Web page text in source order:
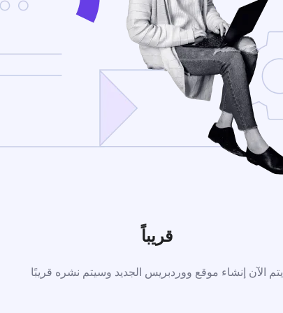
قريباً
يتم الآن إنشاء موقع ووردبريس الجديد وسيتم نشره قريبًا